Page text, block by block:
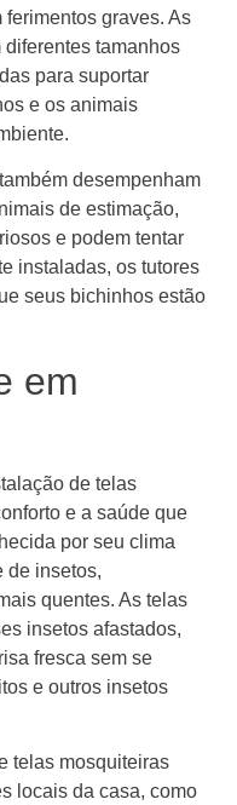
graves. As
tamanhos
para suportar
e os animais
desempenham
de estimação,
e podem tentar
instaladas, os tutores
seus bichinhos estão
em
de telas
e a saúde que
por seu clima
de insetos,
quentes. As telas
insetos afastados,
fresca sem se
e outros insetos
telas mosquiteiras
locais da casa, como